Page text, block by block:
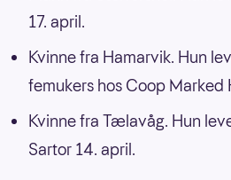
17. april.
Kvinne fra Hamarvik. Hun
femukers hos Coop Marked
Kvinne fra Tælavåg. Hun
Sartor 14. april.